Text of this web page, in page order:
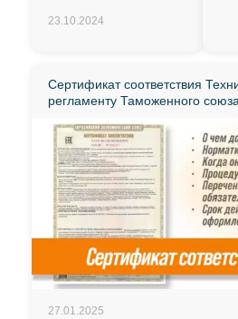
23.10.2024
Сертификат соответствия
регламенту Таможенного
27.01.2025